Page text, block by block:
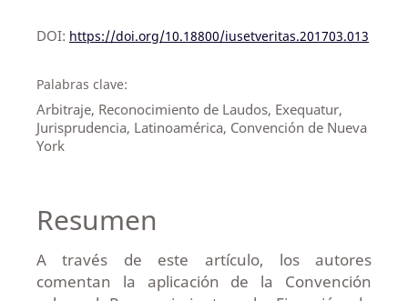
DOI: https://doi.org/10.18800/iusetveritas.201703.013
Palabras clave:
Arbitraje, Reconocimiento de Laudos, Exequatur,
Jurisprudencia, Latinoamérica, Convención de Nueva
York
Resumen
A través de este artículo, los autores
comentan la aplicación de la Convención